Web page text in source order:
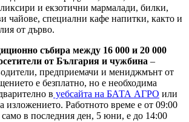
и екзотични мармалади, билки,
чайове, специални кафе напитки, както и
от дърво.
събира между 16 000 и 20 000
от България и чужбина –
предприемачи и мениджмънт от
е безплатно, но е необходима
в уебсайта на БАТА АГРО или
изложението. Работното време е от 09:00
само в последния ден, 5 юни, е до 14:00